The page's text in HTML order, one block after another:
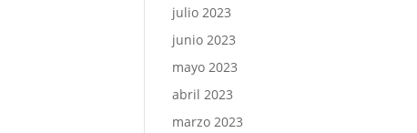
julio 2023
junio 2023
mayo 2023
abril 2023
marzo 2023